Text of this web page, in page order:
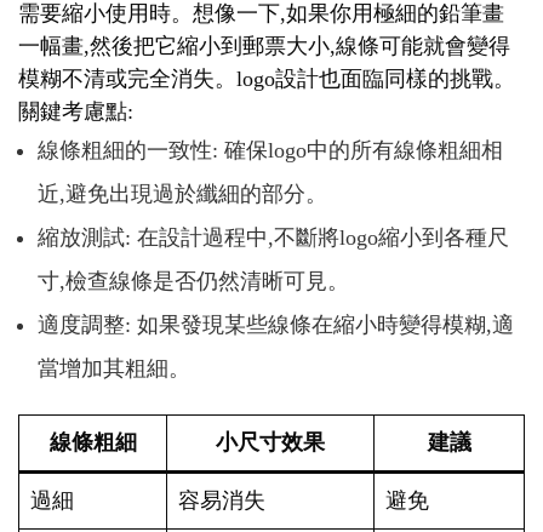
需要縮小使用時。想像一下,如果你用極細的鉛筆畫
一幅畫,然後把它縮小到郵票大小,線條可能就會變得
模糊不清或完全消失。logo設計也面臨同樣的挑戰。
關鍵考慮點:
線條粗細的一致性: 確保logo中的所有線條粗細相
近,避免出現過於纖細的部分。
縮放測試: 在設計過程中,不斷將logo縮小到各種尺
寸,檢查線條是否仍然清晰可見。
適度調整: 如果發現某些線條在縮小時變得模糊,適
當增加其粗細。
線條粗細 小尺寸效果 建議
過細 容易消失 避免